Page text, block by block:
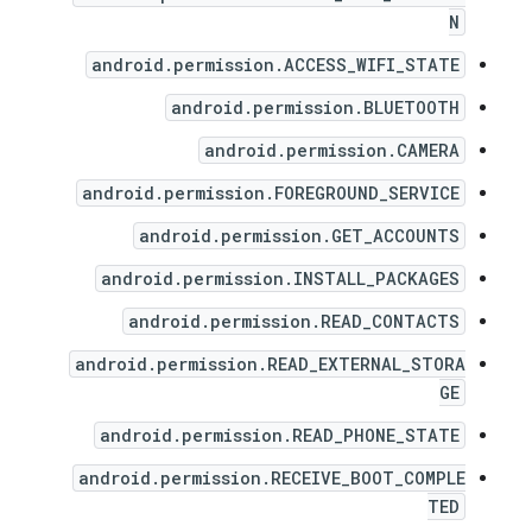
N
android.permission.ACCESS_WIFI_STATE
android.permission.BLUETOOTH
android.permission.CAMERA
android.permission.FOREGROUND_SERVICE
android.permission.GET_ACCOUNTS
android.permission.INSTALL_PACKAGES
android.permission.READ_CONTACTS
android.permission.READ_EXTERNAL_STORA
GE
android.permission.READ_PHONE_STATE
android.permission.RECEIVE_BOOT_COMPLE
TED